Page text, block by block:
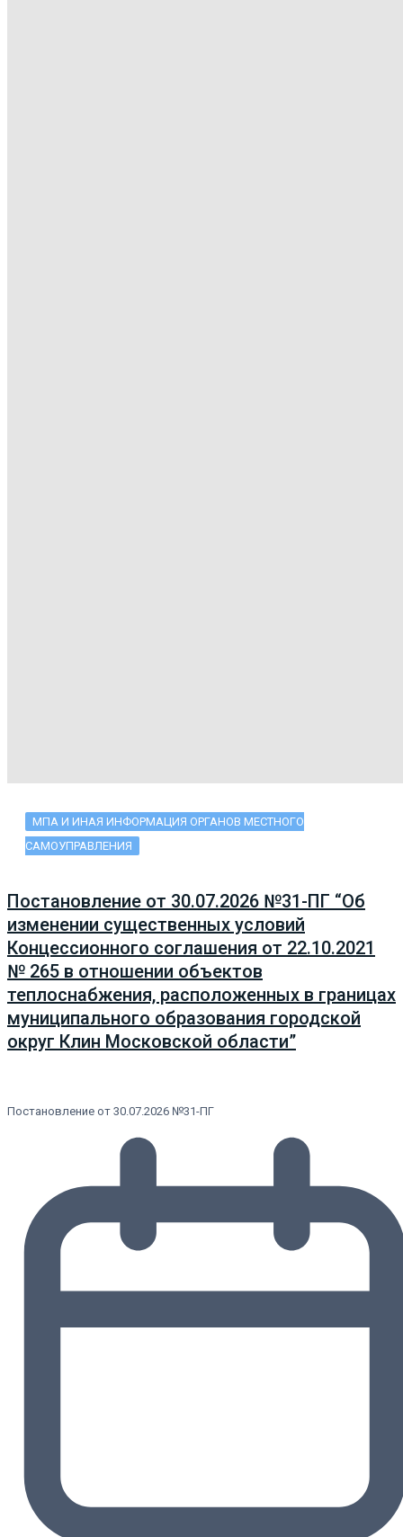
МПА И ИНАЯ ИНФОРМАЦИЯ ОРГАНОВ МЕСТНОГО
САМОУПРАВЛЕНИЯ
Постановление от 30.07.2026 №31-ПГ “Об
изменении существенных условий
Концессионного соглашения от 22.10.2021
№ 265 в отношении объектов
теплоснабжения, расположенных в границах
муниципального образования городской
округ Клин Московской области”
Постановление от 30.07.2026 №31-ПГ